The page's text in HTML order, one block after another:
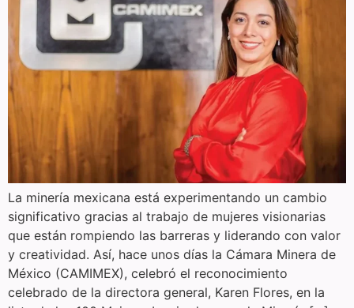
La minería mexicana está experimentando un cambio
significativo gracias al trabajo de mujeres visionarias
que están rompiendo las barreras y liderando con valor
y creatividad. Así, hace unos días la Cámara Minera de
México (CAMIMEX), celebró el reconocimiento
celebrado de la directora general, Karen Flores, en la